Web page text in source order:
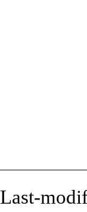
Last-